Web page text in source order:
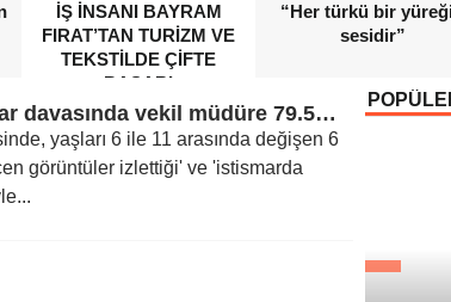
İŞ İNSANI BAYRAM
FIRAT’TAN TURİZM VE
TEKSTİLDE ÇİFTE
BAŞARI
“Her türkü bir
sesidir”
Öğrencilere istismar davasında vekil müdüre 79.5 yıl hapis cezası verildi
yaşları 6 ile 11 arasında değişen 6
görüntüler izlettiği' ve 'istismarda